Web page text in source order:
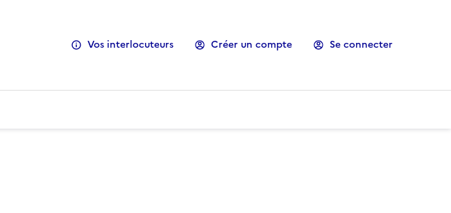
Vos interlocuteurs Créer un compte Se connecter